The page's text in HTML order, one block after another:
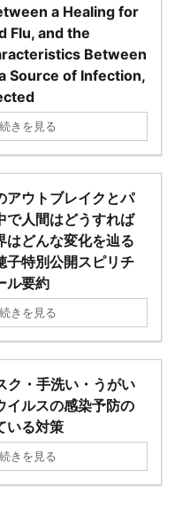
a Healing for
Flu, and the
Between
Source of Infection,
続きを見る
アウトブレイクとパ
で人間はどうすれば
はどんな変化を辿る
子特別公開スピリチ
ル要約
続きを見る
・手洗い・うがい
イルスの感染予防の
いる対策
続きを見る